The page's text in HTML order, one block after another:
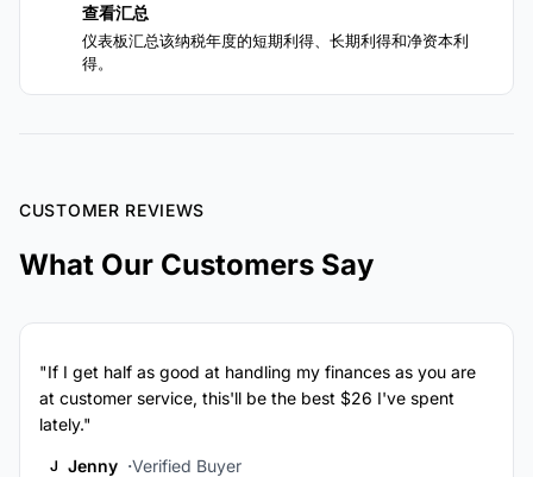
查看汇总
仪表板汇总该纳税年度的短期利得、长期利得和净资本利
得。
CUSTOMER REVIEWS
What Our Customers Say
"If I get half as good at handling my finances as you are
at customer service, this'll be the best $26 I've spent
lately."
J Jenny Verified Buyer